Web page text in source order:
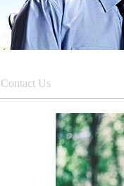
Contact Us